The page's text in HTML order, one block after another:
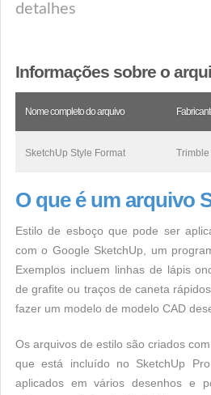
detalhes
Informações sobre o
Nome completo do arquivo
SketchUp Style Format Trimble
O que é um arquivo
Estilo de esboço que pode ser
com o Google SketchUp, um
Exemplos incluem linhas de lápis
de grafite ou traços de caneta
fazer um modelo de modelo CAD
Os arquivos de estilo são criados
que está incluído no SketchUp
aplicados em vários desenhos e